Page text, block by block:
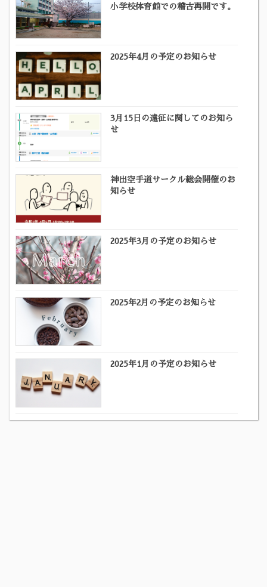
小学校体育館での稽古再開です。
2025年4月の予定のお知らせ
3月15日の遠征に関してのお知ら
せ
神出空手道サークル総会開催のお
知らせ
2025年3月の予定のお知らせ
2025年2月の予定のお知らせ
2025年1月の予定のお知らせ